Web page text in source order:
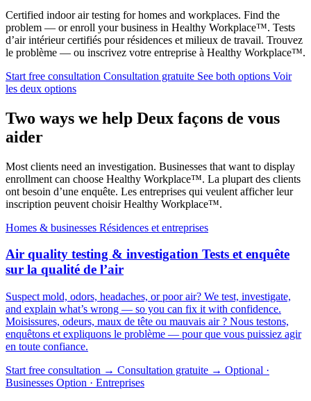
Certified indoor air testing for homes and workplaces. Find the
problem — or enroll your business in Healthy Workplace™. Tests
d’air intérieur certifiés pour résidences et milieux de travail. Trouvez
le problème — ou inscrivez votre entreprise à Healthy Workplace™.
Start free consultation Consultation gratuite See both options Voir
les deux options
Two ways we help Deux façons de vous
aider
Most clients need an investigation. Businesses that want to display
enrollment can choose Healthy Workplace™. La plupart des clients
ont besoin d’une enquête. Les entreprises qui veulent afficher leur
inscription peuvent choisir Healthy Workplace™.
Homes & businesses Résidences et entreprises
Air quality testing & investigation Tests et enquête
sur la qualité de l’air
Suspect mold, odors, headaches, or poor air? We test, investigate,
and explain what’s wrong — so you can fix it with confidence.
Moisissures, odeurs, maux de tête ou mauvais air ? Nous testons,
enquêtons et expliquons le problème — pour que vous puissiez agir
en toute confiance.
Start free consultation → Consultation gratuite → Optional ·
Businesses Option · Entreprises